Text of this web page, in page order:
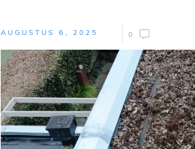
AUGUSTUS 6, 2025 0